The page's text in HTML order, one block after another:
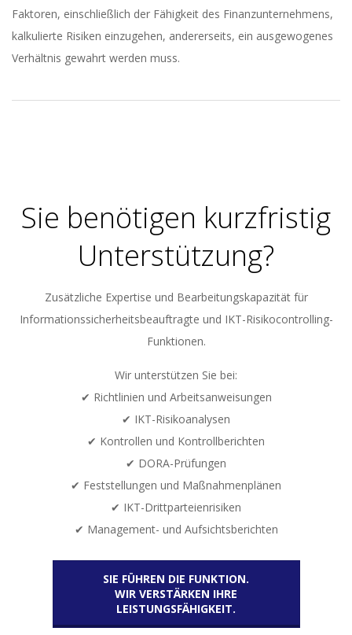
Faktoren, einschließlich der Fähigkeit des Finanzunternehmens,
kalkulierte Risiken einzugehen, andererseits, ein ausgewogenes
Verhältnis gewahrt werden muss.
Sie benötigen kurzfristig
Unterstützung?
Zusätzliche Expertise und Bearbeitungskapazität für
Informationssicherheitsbeauftragte und IKT-Risikocontrolling-
Funktionen.
Wir unterstützen Sie bei:
✔ Richtlinien und Arbeitsanweisungen
✔ IKT-Risikoanalysen
✔ Kontrollen und Kontrollberichten
✔ DORA-Prüfungen
✔ Feststellungen und Maßnahmenplänen
✔ IKT-Drittparteienrisiken
✔ Management- und Aufsichtsberichten
SIE FÜHREN DIE FUNKTION.
WIR VERSTÄRKEN IHRE
LEISTUNGSFÄHIGKEIT.